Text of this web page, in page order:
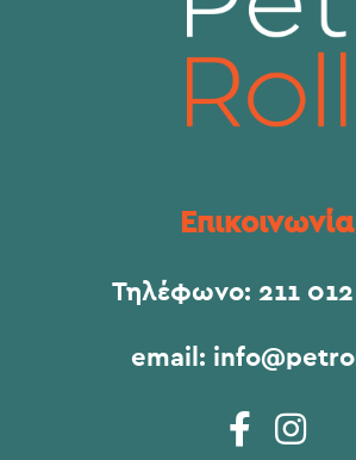
Επικοινωνία
Τηλέφωνο: 211
email: